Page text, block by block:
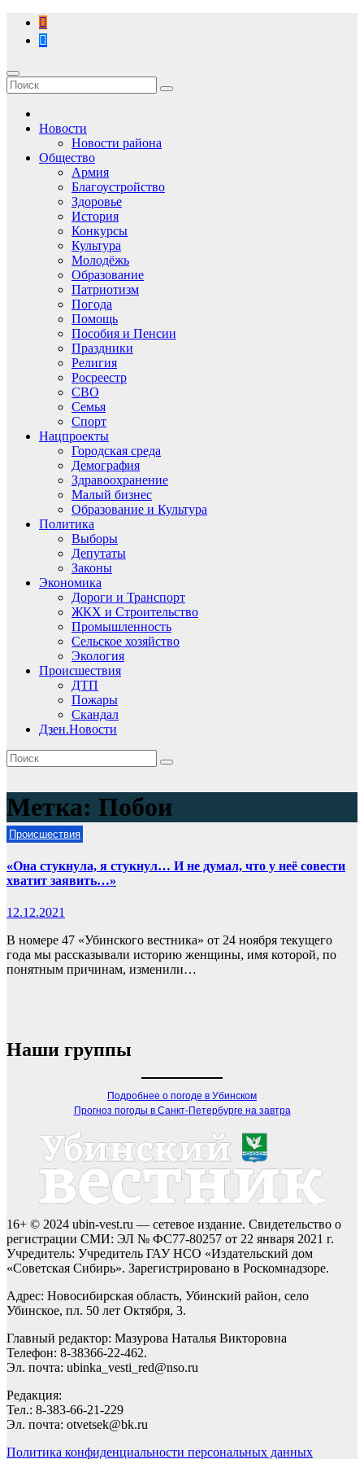
Перейти
содержимому
Новости
Новости района
Общество
Армия
Благоустройство
Здоровье
История
Конкурсы
Культура
Молодёжь
Образование
Патриотизм
Погода
Помощь
Пособия и Пенсии
Праздники
Религия
Росреестр
СВО
Семья
Спорт
Нацпроекты
Городская среда
Демография
Здравоохранение
Малый бизнес
Образование и Культура
Политика
Выборы
Депутаты
Законы
Экономика
Дороги и Транспорт
ЖКХ и Строительство
Промышленность
Сельское хозяйство
Экология
Происшествия
ДТП
Пожары
Скандал
Дзен.Новости
Метка: Побои
Происшествия
«Она стукнула, я стукнул… И не думал, что у неё совести
хватит заявить…»
12.12.2021
В номере 47 «Убинского вестника» от 24 ноября текущего
года мы рассказывали историю женщины, имя которой, по
понятным причинам, изменили…
Наши группы
Подробнее о погоде в Убинском
Прогноз погоды в Санкт-Петербурге на завтра
16+ © 2024 ubin-vest.ru — сетевое издание. Свидетельство о
регистрации СМИ: ЭЛ № ФС77-80257 от 22 января 2021 г.
Учредитель: Учредитель ГАУ НСО «Издательский дом
«Советская Сибирь». Зарегистрировано в Роскомнадзоре.
Адрес: Новосибирская область, Убинский район, село
Убинское, пл. 50 лет Октября, 3.
Главный редактор: Мазурова Наталья Викторовна
Телефон: 8-38366-22-462.
Эл. почта: ubinka_vesti_red@nso.ru
Редакция:
Тел.: 8-383-66-21-229
Эл. почта: otvetsek@bk.ru
Политика конфиденциальности персональных данных